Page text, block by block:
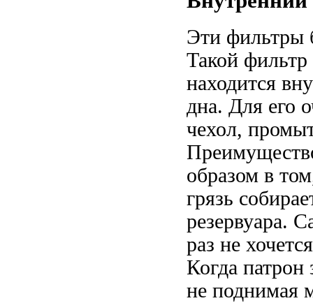
Эти фильтры
Такой фильтр
находится
дна. Для его
чехол,
образом в
грязь
резервуара.
раз не
Когда патрон
не поднимая